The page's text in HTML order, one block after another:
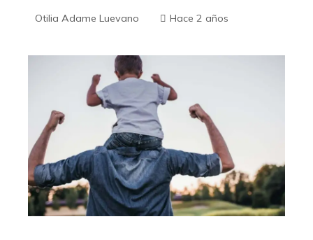
Otilia Adame Luevano Hace 2 años